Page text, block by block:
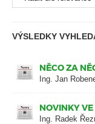
VÝSLEDKY
NĚCO ZA
Ing. Jan
NOVINKY
Ing. Radek